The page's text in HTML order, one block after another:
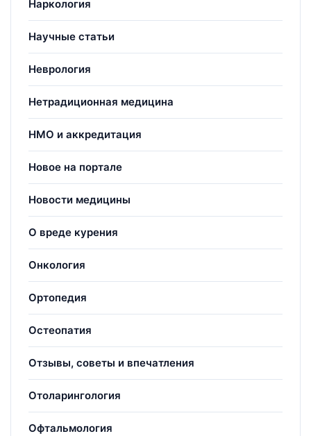
Наркология
Научные статьи
Неврология
Нетрадиционная медицина
НМО и аккредитация
Новое на портале
Новости медицины
О вреде курения
Онкология
Ортопедия
Остеопатия
Отзывы, советы и впечатления
Отоларингология
Офтальмология